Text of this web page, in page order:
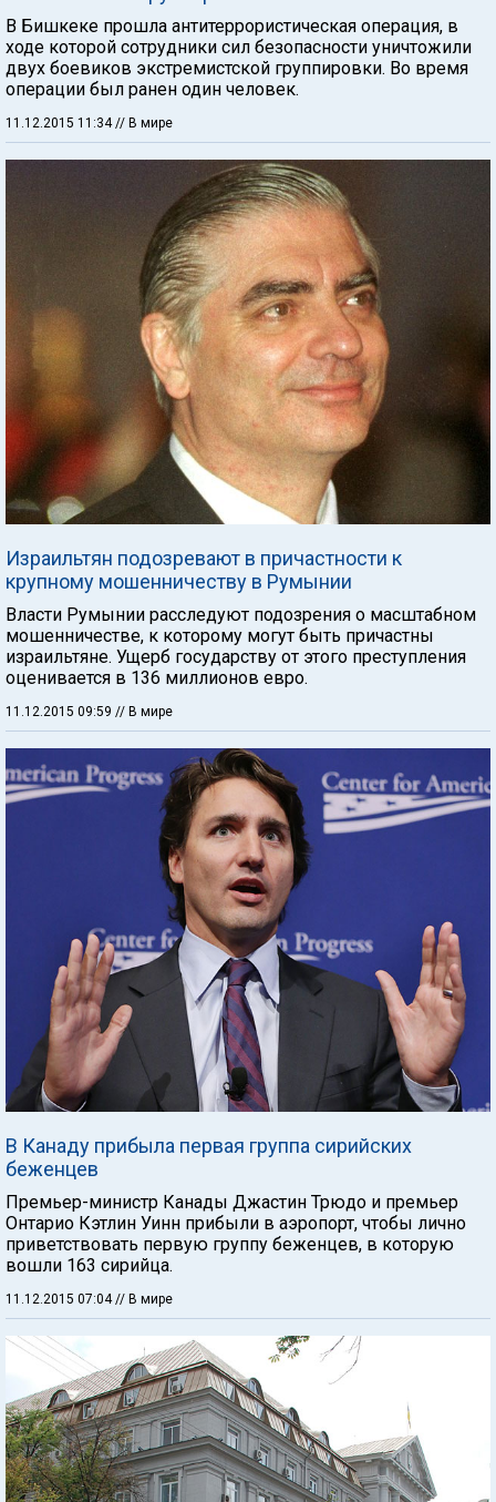
В Бишкеке прошла антитеррористическая операция, в
ходе которой сотрудники сил безопасности уничтожили
двух боевиков экстремистской группировки. Во время
операции был ранен один человек.
11.12.2015 11:34// В мире
Израильтян подозревают в причастности к
крупному мошенничеству в Румынии
Власти Румынии расследуют подозрения о масштабном
мошенничестве, к которому могут быть причастны
израильтяне. Ущерб государству от этого преступления
оценивается в 136 миллионов евро.
11.12.2015 09:59 // В мире
В Канаду прибыла первая группа сирийских
беженцев
Премьер-министр Канады Джастин Трюдо и премьер
Онтарио Кэтлин Уинн прибыли в аэропорт, чтобы лично
приветствовать первую группу беженцев, в которую
вошли 163 сирийца.
11.12.2015 07:04// В мире